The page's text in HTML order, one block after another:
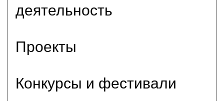
деятельность
Проекты
Конкурсы и фестивали